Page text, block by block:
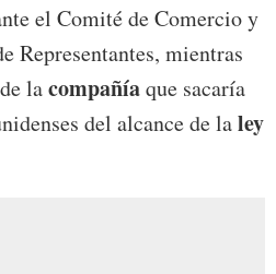
el Comité de Comercio y
Representantes, mientras
lacompañíaque sacaría
del alcance de laley